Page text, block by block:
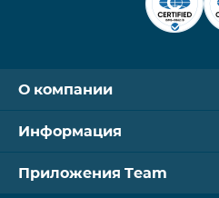
О компании
Информация
Приложения Team